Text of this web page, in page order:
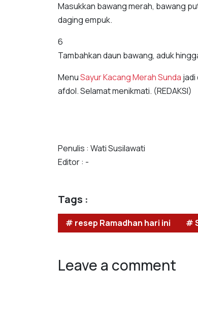
Masukkan bawang merah, bawang
daging empuk.
6
Tambahkan daun bawang, aduk
MenuSayur Kacang Merah Sunda jadi
afdol. Selamat menikmati. (REDAKSI)
Penulis : Wati Susilawati
Editor : -
Tags :
# resep Ramadhan hari ini #
Leave a comment